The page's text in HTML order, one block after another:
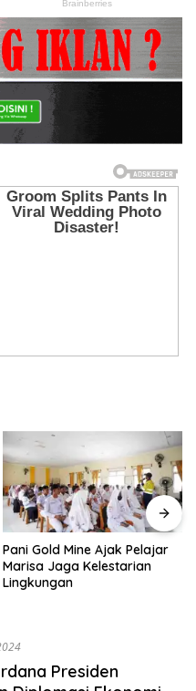
Pelajar
H.
Pembinaan
Presiden